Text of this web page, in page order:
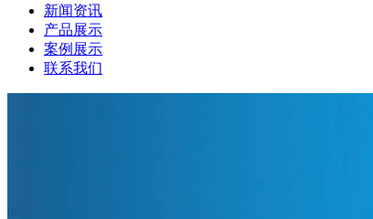
新闻资讯
产品展示
案例展示
联系我们